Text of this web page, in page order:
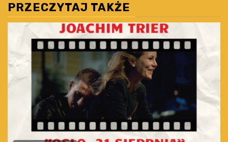
PRZECZYTAJ TAKŻE